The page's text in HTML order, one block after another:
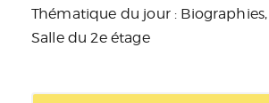
Thématique du jour :
Salle du 2e étage